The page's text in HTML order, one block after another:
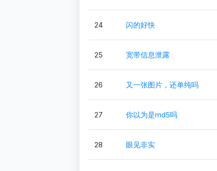
24 闪的好快
25 宽带信息泄露
26 又一张图片，还单纯吗
27 你以为是md5吗
28 眼见非实